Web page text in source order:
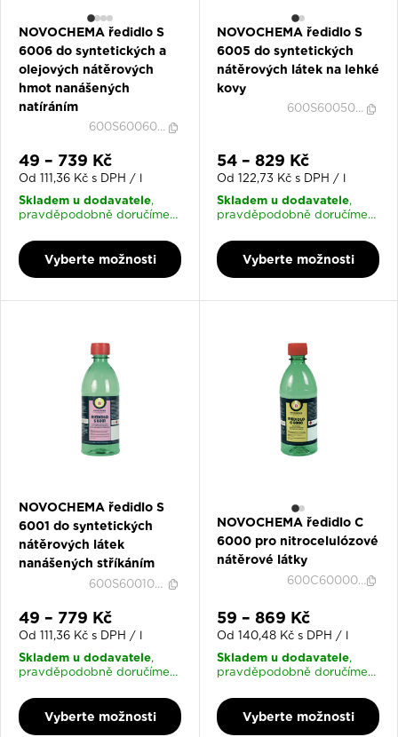
NOVOCHEMA ředidlo S
6006 do syntetických a
olejových nátěrových
hmot nanášených
natíráním
600S600600035
Slevová cena
49 – 739 Kč
Od 111,36 Kč s DPH / l
Skladem u dodavatele,
pravděpodobně doručíme
Vyberte možnosti
NOVOCHEMA ředidlo S
6005 do syntetických
nátěrových látek na lehké
kovy
600S600500037
Slevová cena
54 – 829 Kč
Od 122,73 Kč s DPH / l
Skladem u dodavatele,
pravděpodobně doručíme
Vyberte možnosti
NOVOCHEMA ředidlo S
6001 do syntetických
nátěrových látek
nanášených stříkáním
600S600100035
Slevová cena
49 – 779 Kč
Od 111,36 Kč s DPH / l
Skladem u dodavatele,
pravděpodobně doručíme
Vyberte možnosti
NOVOCHEMA ředidlo C
6000 pro nitrocelulózové
nátěrové látky
600C600000037
Slevová cena
59 – 869 Kč
Od 140,48 Kč s DPH / l
Skladem u dodavatele,
pravděpodobně doručíme
Vyberte možnosti